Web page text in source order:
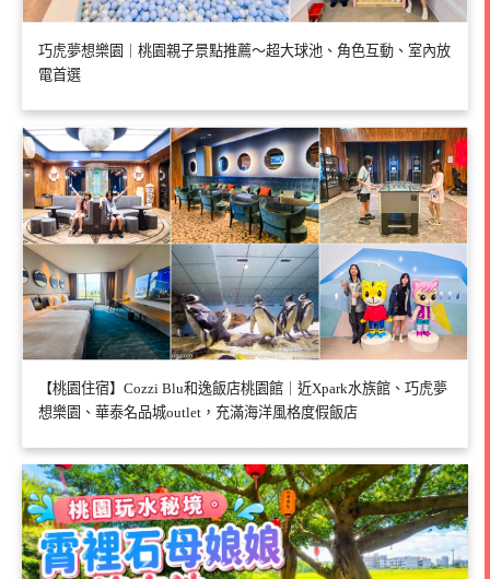
巧虎夢想樂園｜桃園親子景點推薦～超大球池、角色互動、室內放
電首選
【桃園住宿】Cozzi Blu和逸飯店桃園館｜近Xpark水族館、巧虎夢
想樂園、華泰名品城outlet，充滿海洋風格度假飯店